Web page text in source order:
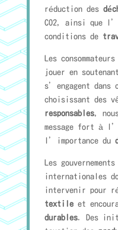
réduction des
CO2, ainsi que
conditions de
Les
jouer en
s’engagent dans
choisissant des
responsables,
message fort à
l’importance du
Les
internationales
intervenir pour
textileet
durables. Des